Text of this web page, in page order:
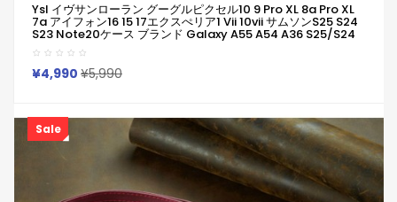
Ysl イヴサンローラン グーグルピクセル10 9 Pro XL 8a Pro XL
7a アイフォン16 15 17エクスぺリア1 Vii 10vii サムソンs25 S24
S23 Note20ケース ブランド Galaxy A55 A54 A36 S25/S24
UltraケースYsl イヴサンローラン ピクセル 8a Pro 7a
6/7/6a/9a 10ブランドケース YSLラグジュアリーストラップケ
ース Iphone/Galaxy/Xperia/Google Pixelなど全機種対応
¥4,990 ¥5,990
Sale